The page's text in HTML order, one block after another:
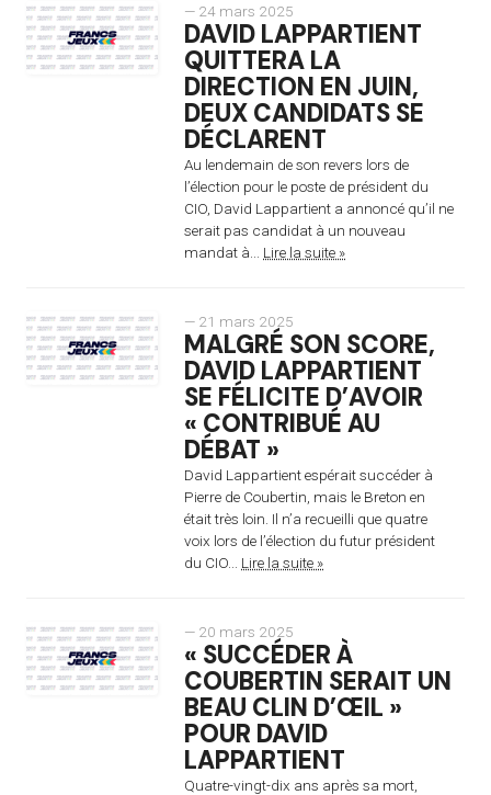
— 24 mars 2025
DAVID LAPPARTIENT
QUITTERA LA
DIRECTION EN JUIN,
DEUX CANDIDATS SE
DÉCLARENT
Au lendemain de son revers lors de
l’élection pour le poste de président du
CIO, David Lappartient a annoncé qu’il ne
serait pas candidat à un nouveau
mandat à... Lire la suite »
— 21 mars 2025
MALGRÉ SON SCORE,
DAVID LAPPARTIENT
SE FÉLICITE D’AVOIR
« CONTRIBUÉ AU
DÉBAT »
David Lappartient espérait succéder à
Pierre de Coubertin, mais le Breton en
était très loin. Il n’a recueilli que quatre
voix lors de l’élection du futur président
du CIO... Lire la suite »
— 20 mars 2025
« SUCCÉDER À
COUBERTIN SERAIT UN
BEAU CLIN D’ŒIL »
POUR DAVID
LAPPARTIENT
Quatre-vingt-dix ans après sa mort,